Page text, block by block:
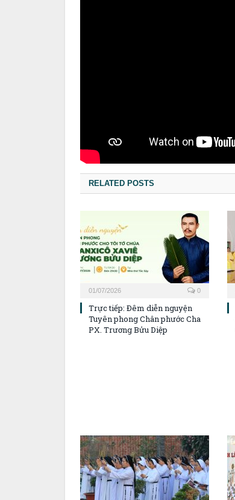
RELATED POSTS
01/07/2026 0
Trực tiếp: Đêm diễn nguyện
Tuyên phong Chân phước Cha
PX. Trương Bửu Diệp